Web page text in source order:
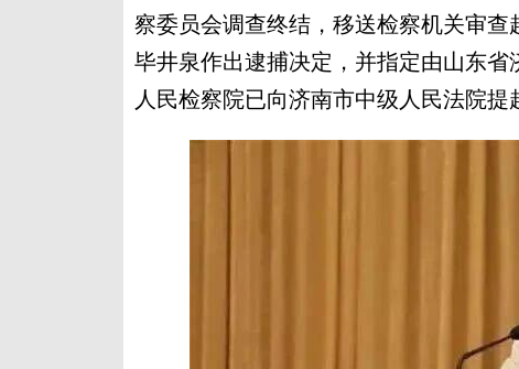
察委员会调查终结，移送检察机关审
毕井泉作出逮捕决定，并指定由山东
人民检察院已向济南市中级人民法院提